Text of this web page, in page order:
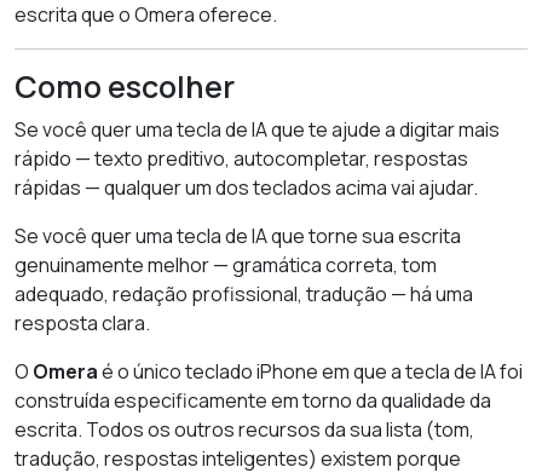
escrita que o Omera oferece.
Como escolher
Se você quer uma tecla de IA que te ajude a digitar mais
rápido — texto preditivo, autocompletar, respostas
rápidas — qualquer um dos teclados acima vai ajudar.
Se você quer uma tecla de IA que torne sua escrita
genuinamente melhor — gramática correta, tom
adequado, redação profissional, tradução — há uma
resposta clara.
O Omeraé o único teclado iPhone em que a tecla de IA foi
construída especificamente em torno da qualidade da
escrita. Todos os outros recursos da sua lista (tom,
tradução, respostas inteligentes) existem porque